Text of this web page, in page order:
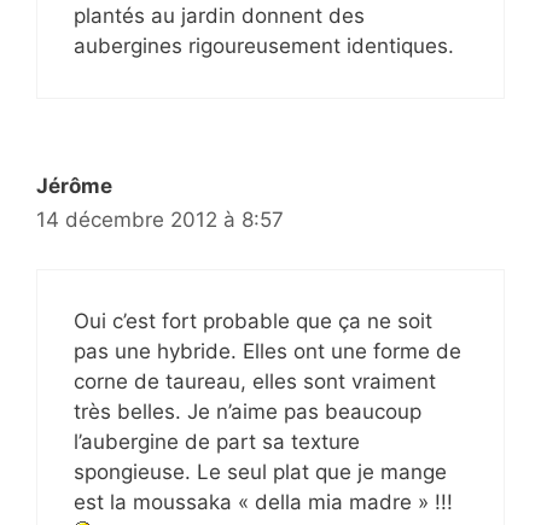
plantés au jardin donnent des
aubergines rigoureusement identiques.
Jérôme
14 décembre 2012 à 8:57
Oui c’est fort probable que ça ne soit
pas une hybride. Elles ont une forme de
corne de taureau, elles sont vraiment
très belles. Je n’aime pas beaucoup
l’aubergine de part sa texture
spongieuse. Le seul plat que je mange
est la moussaka « della mia madre » !!!